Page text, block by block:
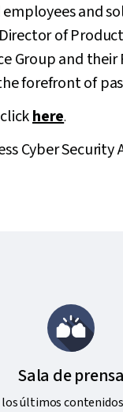
and
of
Group and
forefront of
here.
Cyber Security
Sala de prensa
últimos